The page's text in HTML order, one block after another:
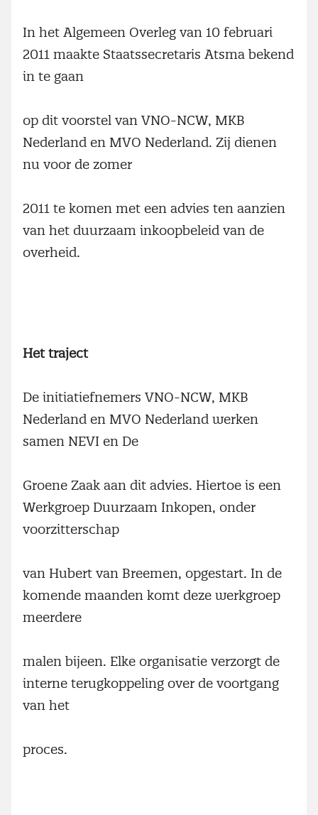
In het Algemeen Overleg van 10 februari
2011 maakte Staatssecretaris Atsma bekend
in te gaan
op dit voorstel van VNO-NCW, MKB
Nederland en MVO Nederland. Zij dienen
nu voor de zomer
2011 te komen met een advies ten aanzien
van het duurzaam inkoopbeleid van de
overheid.
Het traject
De initiatiefnemers VNO-NCW, MKB
Nederland en MVO Nederland werken
samen NEVI en De
Groene Zaak aan dit advies. Hiertoe is een
Werkgroep Duurzaam Inkopen, onder
voorzitterschap
van Hubert van Breemen, opgestart. In de
komende maanden komt deze werkgroep
meerdere
malen bijeen. Elke organisatie verzorgt de
interne terugkoppeling over de voortgang
van het
proces.